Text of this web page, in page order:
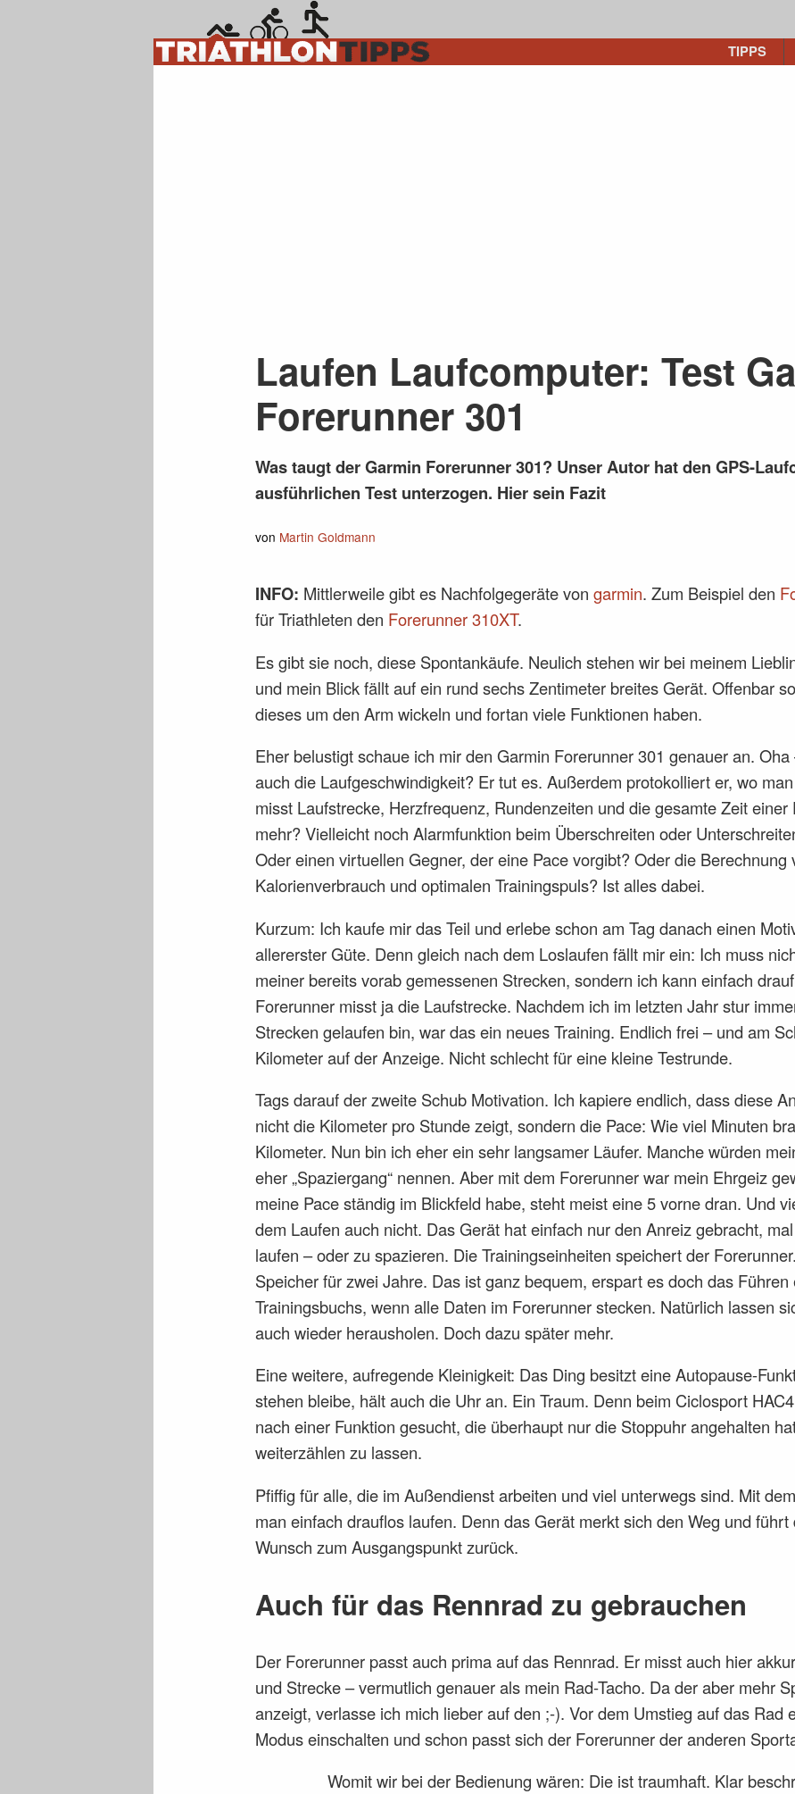
TIPPS
Laufen Laufcomputer: Test
Forerunner 301
Was taugt der Garmin Forerunner 301? Unser Autor hat den GPS-
ausführlichen Test unterzogen. Hier sein Fazit
von Martin Goldmann
INFO: Mittlerweile gibt es Nachfolgegeräte von garmin. Zum Beispiel den
für Triathleten den Forerunner 310XT.
Es gibt sie noch, diese Spontankäufe. Neulich stehen wir bei meinem
und mein Blick fällt auf ein rund sechs Zentimeter breites Gerät. Offenbar
dieses um den Arm wickeln und fortan viele Funktionen haben.
Eher belustigt schaue ich mir den Garmin Forerunner 301 genauer an.
auch die Laufgeschwindigkeit? Er tut es. Außerdem protokolliert er, wo
misst Laufstrecke, Herzfrequenz, Rundenzeiten und die gesamte Zeit einer
mehr? Vielleicht noch Alarmfunktion beim Überschreiten oder
Oder einen virtuellen Gegner, der eine Pace vorgibt? Oder die Berechnung
Kalorienverbrauch und optimalen Trainingspuls? Ist alles dabei.
Kurzum: Ich kaufe mir das Teil und erlebe schon am Tag danach einen
allererster Güte. Denn gleich nach dem Loslaufen fällt mir ein: Ich muss
meiner bereits vorab gemessenen Strecken, sondern ich kann einfach
Forerunner misst ja die Laufstrecke. Nachdem ich im letzten Jahr stur
Strecken gelaufen bin, war das ein neues Training. Endlich frei – und am
Kilometer auf der Anzeige. Nicht schlecht für eine kleine Testrunde.
Tags darauf der zweite Schub Motivation. Ich kapiere endlich, dass diese
nicht die Kilometer pro Stunde zeigt, sondern die Pace: Wie viel Minuten
Kilometer. Nun bin ich eher ein sehr langsamer Läufer. Manche würden
eher „Spaziergang“ nennen. Aber mit dem Forerunner war mein Ehrgeiz
meine Pace ständig im Blickfeld habe, steht meist eine 5 vorne dran. Und
dem Laufen auch nicht. Das Gerät hat einfach nur den Anreiz gebracht,
laufen – oder zu spazieren. Die Trainingseinheiten speichert der
Speicher für zwei Jahre. Das ist ganz bequem, erspart es doch das Führen
Trainingsbuchs, wenn alle Daten im Forerunner stecken. Natürlich lassen
auch wieder herausholen. Doch dazu später mehr.
Eine weitere, aufregende Kleinigkeit: Das Ding besitzt eine Autopause-
stehen bleibe, hält auch die Uhr an. Ein Traum. Denn beim Ciclosport
nach einer Funktion gesucht, die überhaupt nur die Stoppuhr angehalten
weiterzählen zu lassen.
Pfiffig für alle, die im Außendienst arbeiten und viel unterwegs sind. Mit
man einfach drauflos laufen. Denn das Gerät merkt sich den Weg und
Wunsch zum Ausgangspunkt zurück.
Auch für das Rennrad zu gebrauchen
Der Forerunner passt auch prima auf das Rennrad. Er misst auch hier
und Strecke – vermutlich genauer als mein Rad-Tacho. Da der aber mehr
anzeigt, verlasse ich mich lieber auf den ;-). Vor dem Umstieg auf das Rad
Modus einschalten und schon passt sich der Forerunner der anderen
Womit wir bei der Bedienung wären: Die ist traumhaft. Klar